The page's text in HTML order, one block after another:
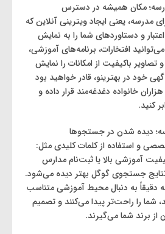
مکان همیشه در دسترس
یعنی ایجاد ویترینی آنلاین که
و دستاوردهای شما را به نمایش
افتخارات، برنامه‌های آموزشی،
باکیفیت از امکانات را نمایش
خود در بهترینو، قادر خواهید بود
خانواده دغدغه‌مند قرار داده و
کنید.
دیده شدن در جستجوها
و استفاده از کلمات کلیدی مثل:
آموزشی بالا یا ثبت‌نام مدارس
جستجوی گوگل بهتر دیده می‌شود.
که دقیقاً به دنبال محیط آموزشی متناسب
شما را راحت‌تر پیدا می‌کنند و تصمیم
از برند شما می‌گیرند.